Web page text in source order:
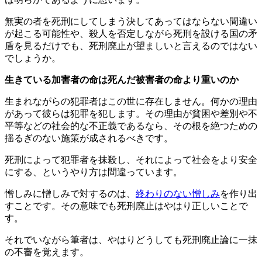
無実の者を死刑にしてしまう決してあってはならない間違い
が起こる可能性や、殺人を否定しながら死刑を設ける国の矛
盾を見るだけでも、死刑廃止が望ましいと言えるのではない
でしょうか。
生きている加害者の命は死んだ被害者の命より重いのか
生まれながらの犯罪者はこの世に存在しません。何かの理由
があって彼らは犯罪を犯します。その理由が貧困や差別や不
平等などの社会的な不正義であるなら、その根を絶つための
揺るぎのない施策が成されるべきです。
死刑によって犯罪者を抹殺し、それによって社会をより安全
にする、というやり方は間違っています。
憎しみに憎しみで対するのは、 終わりのない憎しみを作り出
すことです。その意味でも死刑廃止はやはり正しいことで
す。
それでいながら筆者は、やはりどうしても死刑廃止論に一抹
の不審を覚えます。